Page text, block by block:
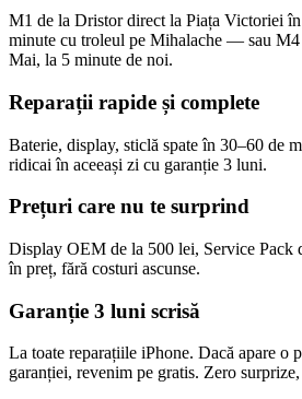
M1 de la Dristor direct la Piața Victoriei
minute cu troleul pe Mihalache — sau M4
Mai, la 5 minute de noi.
Reparații rapide și complete
Baterie, display, sticlă spate în 30–60 de
ridicai în aceeași zi cu garanție 3 luni.
Prețuri care nu te surprind
Display OEM de la 500 lei, Service Pack
în preț, fără costuri ascunse.
Garanție 3 luni scrisă
La toate reparațiile iPhone. Dacă apare o
garanției, revenim pe gratis. Zero